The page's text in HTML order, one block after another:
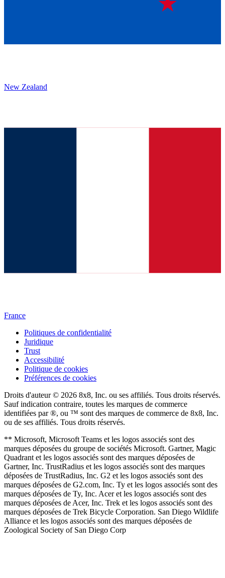
New Zealand
France
Politiques de confidentialité
Juridique
Trust
Accessibilité
Politique de cookies
Préférences de cookies
Droits d'auteur © 2026 8x8, Inc. ou ses affiliés. Tous droits réservés.
Sauf indication contraire, toutes les marques de commerce
identifiées par ®, ou ™ sont des marques de commerce de 8x8, Inc.
ou de ses affiliés. Tous droits réservés.
** Microsoft, Microsoft Teams et les logos associés sont des
marques déposées du groupe de sociétés Microsoft. Gartner, Magic
Quadrant et les logos associés sont des marques déposées de
Gartner, Inc. TrustRadius et les logos associés sont des marques
déposées de TrustRadius, Inc. G2 et les logos associés sont des
marques déposées de G2.com, Inc. Ty et les logos associés sont des
marques déposées de Ty, Inc. Acer et les logos associés sont des
marques déposées de Acer, Inc. Trek et les logos associés sont des
marques déposées de Trek Bicycle Corporation. San Diego Wildlife
Alliance et les logos associés sont des marques déposées de
Zoological Society of San Diego Corp